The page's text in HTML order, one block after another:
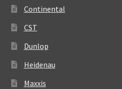
Continental
CST
Dunlop
Heidenau
Maxxis